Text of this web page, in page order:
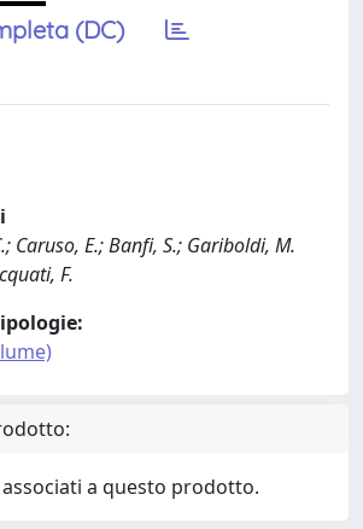
(DC)
Caruso, E.; Banfi, S.; Gariboldi, M.
F.
a questo prodotto.